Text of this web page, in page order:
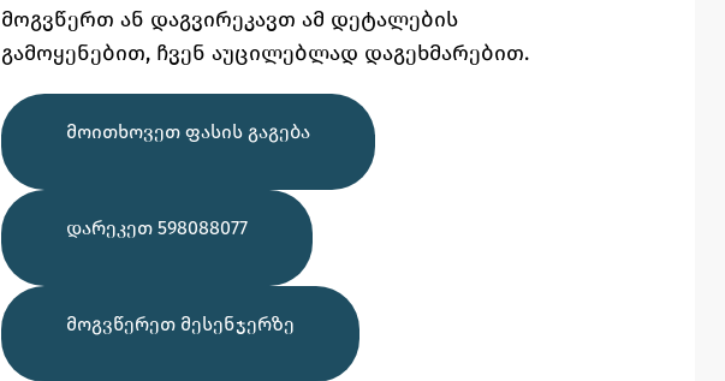
მოგვწერთ ან დაგვირეკავთ ამ დეტალების
გამოყენებით, ჩვენ აუცილებლად დაგეხმარებით.
ᲛᲝᲘᲗᲮᲝᲕᲔᲗ ᲤᲐᲡᲘᲡ ᲒᲐᲒᲔᲑᲐ
ᲓᲐᲠᲔᲙᲔᲗ 598088077
ᲛᲝᲒᲕᲬᲔᲠᲔᲗ ᲛᲔᲡᲔᲜᲯᲔᲠᲖᲔ